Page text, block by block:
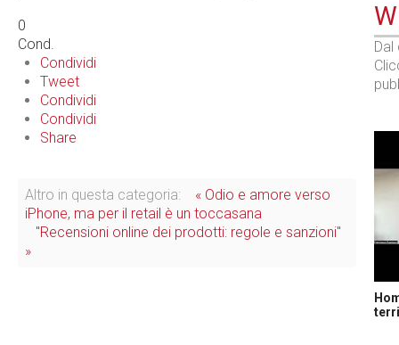
0
Cond.
Condividi
Tweet
Condividi
Condividi
Share
Altro in questa categoria:
« Odio e amore verso
iPhone, ma per il retail è un toccasana
"Recensioni online dei prodotti: regole e sanzioni"
»